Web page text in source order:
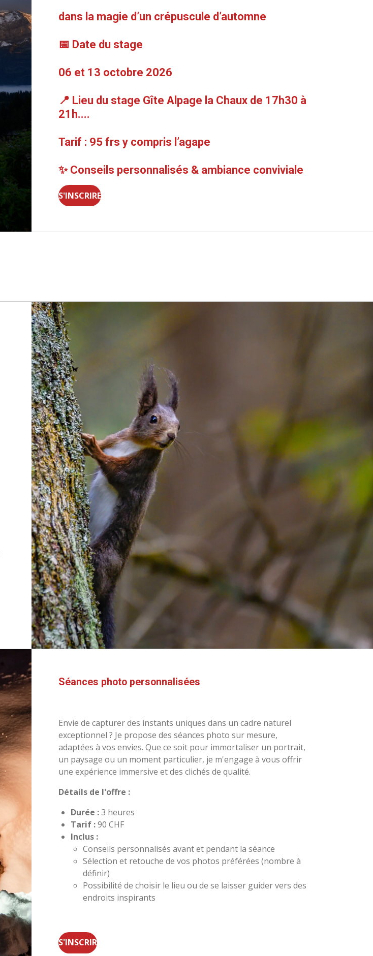
dans la magie d’un crépuscule d’automne
📅 Date du stage
06 et 13 octobre 2026
📍 Lieu du stage Gîte Alpage la Chaux de 17h30 à
21h....
Tarif : 95 frs y compris l’agape
✨ Conseils personnalisés & ambiance conviviale
S'INSCRIRE
Séances photo personnalisées
Envie de capturer des instants uniques dans un cadre naturel
exceptionnel ? Je propose des séances photo sur mesure,
adaptées à vos envies. Que ce soit pour immortaliser un portrait,
un paysage ou un moment particulier, je m'engage à vous offrir
une expérience immersive et des clichés de qualité.
Détails de l'offre :
Durée :3 heures
Tarif :90 CHF
Inclus :
Conseils personnalisés avant et pendant la séance
Sélection et retouche de vos photos préférées (nombre à
définir)
Possibilité de choisir le lieu ou de se laisser guider vers des
endroits inspirants
S'INSCRIR